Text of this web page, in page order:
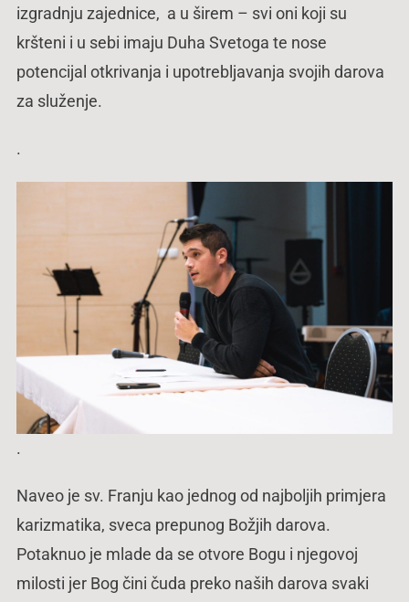
izgradnju zajednice, a u širem – svi oni koji su
kršteni i u sebi imaju Duha Svetoga te nose
potencijal otkrivanja i upotrebljavanja svojih darova
za služenje.
.
.
Naveo je sv. Franju kao jednog od najboljih primjera
karizmatika, sveca prepunog Božjih darova.
Potaknuo je mlade da se otvore Bogu i njegovoj
milosti jer Bog čini čuda preko naših darova svaki